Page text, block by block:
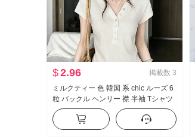
$2.96 掲載数 3
ミルクティー 色 韓国 系 chic ルーズ 6
粒 バックル ヘンリー 襟 半袖 Tシャツ
女性 夏 薄手 カジュアル 正 肩の上 服